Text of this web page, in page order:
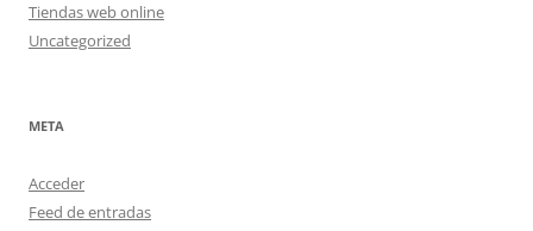
Tiendas web online
Uncategorized
META
Acceder
Feed de entradas